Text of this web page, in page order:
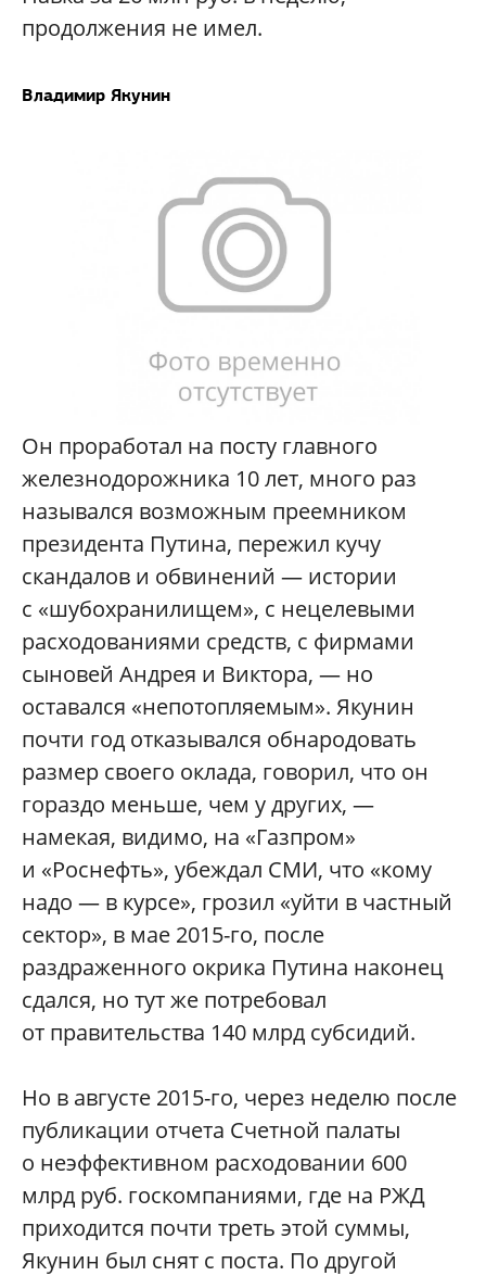
продолжения не имел.
Владимир Якунин
Он проработал на посту главного
железнодорожника 10 лет, много раз
назывался возможным преемником
президента Путина, пережил кучу
скандалов и обвинений — истории
с «шубохранилищем», с нецелевыми
расходованиями средств, с фирмами
сыновей Андрея и Виктора, — но
оставался «непотопляемым». Якунин
почти год отказывался обнародовать
размер своего оклада, говорил, что он
гораздо меньше, чем у других, —
намекая, видимо, на «Газпром»
и «Роснефть», убеждал СМИ, что «кому
надо — в курсе», грозил «уйти в частный
сектор», в мае 2015-го, после
раздраженного окрика Путина наконец
сдался, но тут же потребовал
от правительства 140 млрд субсидий.
Но в августе 2015-го, через неделю после
публикации отчета Счетной палаты
о неэффективном расходовании 600
млрд руб. госкомпаниями, где на РЖД
приходится почти треть этой суммы,
Якунин был снят с поста. По другой